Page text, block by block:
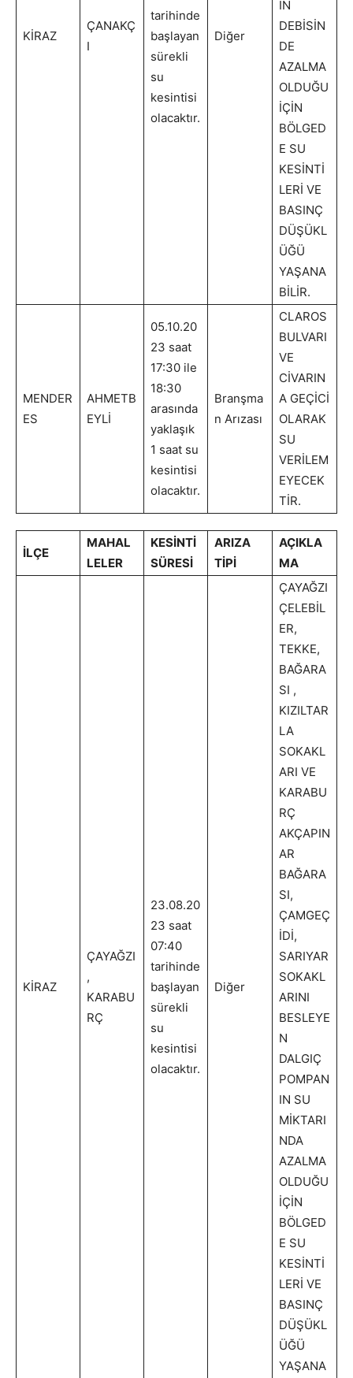
KİRAZ
ÇANAKÇ
I
tarihinde
başlayan
sürekli
su
kesintisi
olacaktır.
Diğer
IN
DEBİSİN
DE
AZALMA
OLDUĞU
İÇİN
BÖLGED
E SU
KESİNTİ
LERİ VE
BASINÇ
DÜŞÜKL
ÜĞÜ
YAŞANA
BİLİR.
MENDER
ES
AHMETB
EYLİ
05.10.20
23 saat
17:30 ile
18:30
arasında
yaklaşık
1 saat su
kesintisi
olacaktır.
Branşma
n Arızası
CLAROS
BULVARI
VE
CİVARIN
A GEÇİCİ
OLARAK
SU
VERİLEM
EYECEK
TİR.
İLÇE
MAHAL
LELER
KESİNTİ
SÜRESİ
ARIZA
TİPİ
AÇIKLA
MA
KİRAZ
ÇAYAĞZI
,
KARABU
RÇ
23.08.20
23 saat
07:40
tarihinde
başlayan
sürekli
su
kesintisi
olacaktır.
Diğer
ÇAYAĞZI
ÇELEBİL
ER,
TEKKE,
BAĞARA
SI ,
KIZILTAR
LA
SOKAKL
ARI VE
KARABU
RÇ
AKÇAPIN
AR
BAĞARA
SI,
ÇAMGEÇ
İDİ,
SARIYAR
SOKAKL
ARINI
BESLEYE
N
DALGIÇ
POMPAN
IN SU
MİKTARI
NDA
AZALMA
OLDUĞU
İÇİN
BÖLGED
E SU
KESİNTİ
LERİ VE
BASINÇ
DÜŞÜKL
ÜĞÜ
YAŞANA